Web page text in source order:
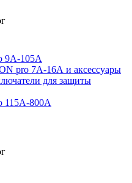
9А-105А
pro 7А-16А и аксессуары
для защиты
115А-800А